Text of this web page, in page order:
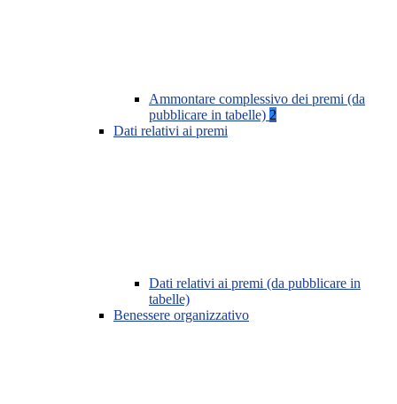
Ammontare complessivo dei premi (da
pubblicare in tabelle) 2
Dati relativi ai premi
Dati relativi ai premi (da pubblicare in
tabelle)
Benessere organizzativo